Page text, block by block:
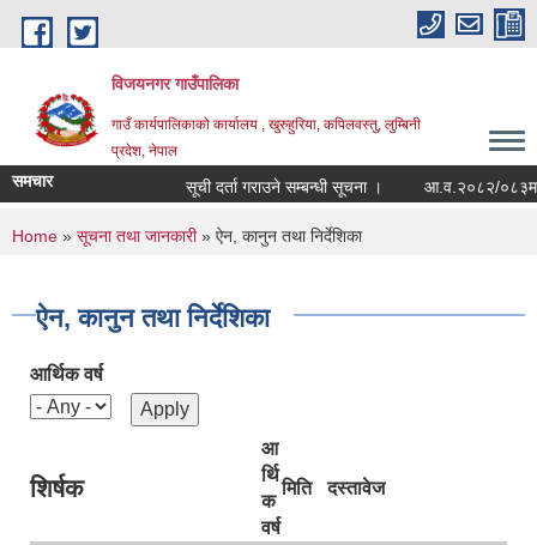
Skip to main content
विजयनगर गाउँपालिका
गाउँ कार्यपालिकाको कार्यालय , खुरुहुरिया, कपिलवस्तु, लुम्बिनी
प्रदेश, नेपाल
समचार सूची दर्ता गराउने सम्बन्धी सूचना । आ.व.२०८२/०८३मा
You are here
Home » सूचना तथा जानकारी» ऐन, कानुन तथा निर्देशिका
ऐन, कानुन तथा निर्देशिका
आर्थिक वर्ष
शिर्षक
आ
र्थि
क
वर्ष
मिति दस्तावेज